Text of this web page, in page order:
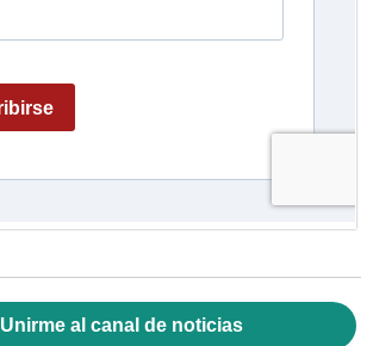
Unirme al canal de noticias